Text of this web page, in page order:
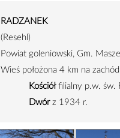
RADZANEK
(Resehl)
Powiat goleniowski, Gm.
Wieś położona 4 km na
Kościółfilialny p.w. św.
Dwórz 1934 r.